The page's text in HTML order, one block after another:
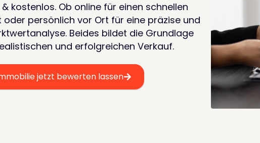
kostenlos. Ob online für einen schnellen
oder persönlich vor Ort für eine präzise und
Beides bildet die Grundlage
und erfolgreichen Verkauf.
jetzt bewerten lassen